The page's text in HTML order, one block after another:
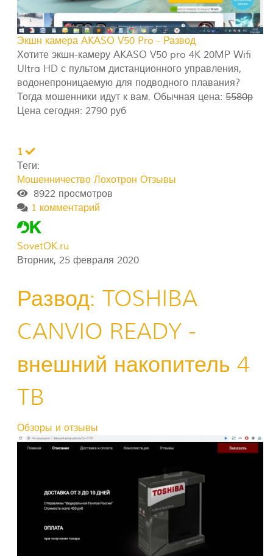
Экшн камера AKASO V50 Pro - Развод
Хотите экшн-камеру AKASO V50 pro 4K 20MP Wifi
Ultra HD с пультом дистанционного управления,
водонепроницаемую для подводного плавания?
Тогда мошенники идут к вам. Обычная цена:5580р
Цена сегодня: 2790 руб
1
Теги:
Мошенничество Лохотрон Отзывы
8922 просмотров
1 комментарий
SovetOK.ru
Вторник, 25 февраля 2020
Развод: TOSHIBA
CANVIO READY -
внешний накопитель 4
TB
Обзоры и отзывы